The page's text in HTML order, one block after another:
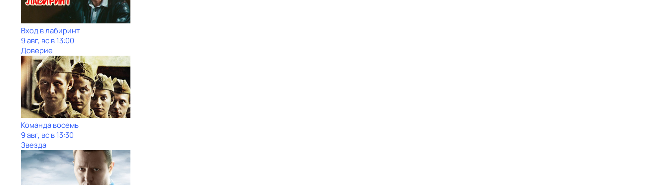
Вход в лабиринт
9 авг, вс в 13:00
Доверие
Команда восемь
9 авг, вс в 13:30
Звезда